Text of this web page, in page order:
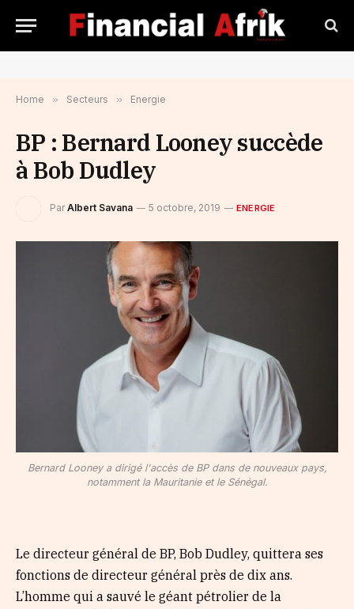
Home » Secteurs » Energie
BP : Bernard Looney succède
à Bob Dudley
Par Albert Savana 5 octobre, 2019 ENERGIE
Bernard Looney a dirigé l'accès de BP dans de nouveaux pays,
notamment la Mauritanie et le Sénégal.
Le directeur général de BP, Bob Dudley, quittera ses
fonctions de directeur général près de dix ans.
L’homme qui a sauvé le géant pétrolier de la